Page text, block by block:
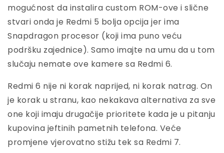
mogućnost da instalira custom ROM-ove i slične
stvari onda je Redmi 5 bolja opcija jer ima
Snapdragon procesor (koji ima puno veću
podršku zajednice). Samo imajte na umu da u tom
slučaju nemate ove kamere sa Redmi 6.
Redmi 6 nije ni korak naprijed, ni korak natrag. On
je korak u stranu, kao nekakava alternativa za sve
one koji imaju drugačije prioritete kada je u pitanju
kupovina jeftinih pametnih telefona. Veće
promjene vjerovatno stižu tek sa Redmi 7.